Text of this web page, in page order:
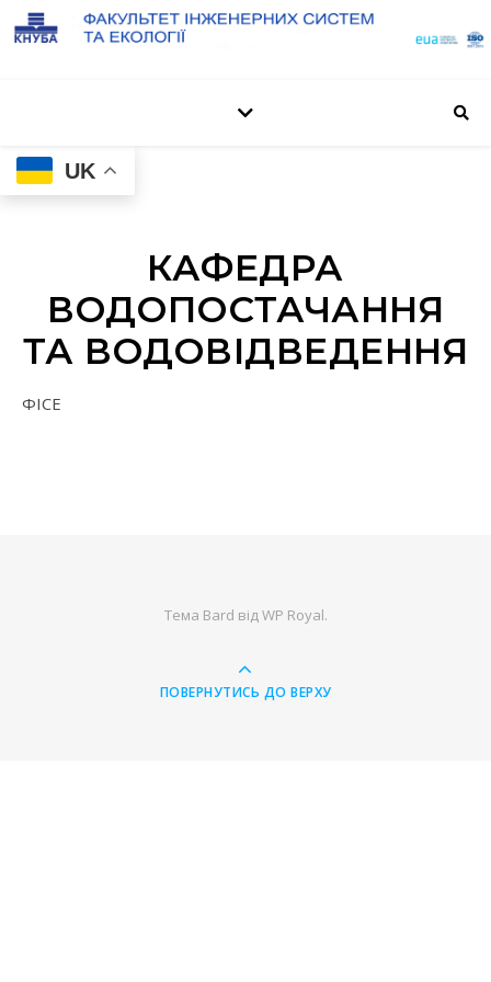
UK
КАФЕДРА
ВОДОПОСТАЧАННЯ
ТА ВОДОВІДВЕДЕННЯ
ФІСЕ
Тема Bard відWP Royal.
ПОВЕРНУТИСЬ ДО ВЕРХУ